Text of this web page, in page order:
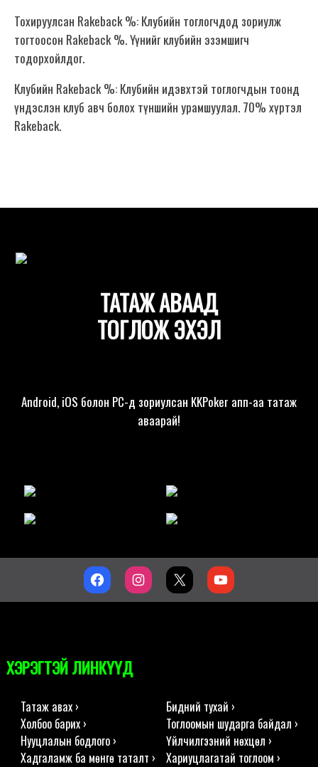
Тохируулсан Rakeback %: Клубийн тоглогчдод зориулж
тогтоосон Rakeback %. Үүнийг клубийн эзэмшигч
тодорхойлдог.
Клубийн Rakeback %: Клубийн идэвхтэй тоглогчдын тоонд
үндэслэн клуб авч болох түншийн урамшуулал. 70% хүртэл
Rakeback.
ТАТАЖ АВААД
ТОГЛОЖ ЭХЭЛ
Android, iOS болон PC-д зориулсан KKPoker апп-аа татаж
аваарай!
ХЭРЭГТЭЙ ЛИНКҮҮД
Татаж авах ›
Бидний тухай ›
Холбоо барих ›
Тоглоомын шударга байдал ›
Нууцлалын бодлого ›
Үйлчилгээний нөхцөл ›
Хадгаламж ба мөнгө таталт ›
Хариуцлагатай тоглоом ›